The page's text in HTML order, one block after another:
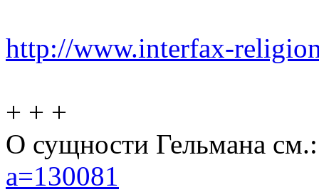
http://www.interfax-
+ + +
О сущности Гельмана
a=130081